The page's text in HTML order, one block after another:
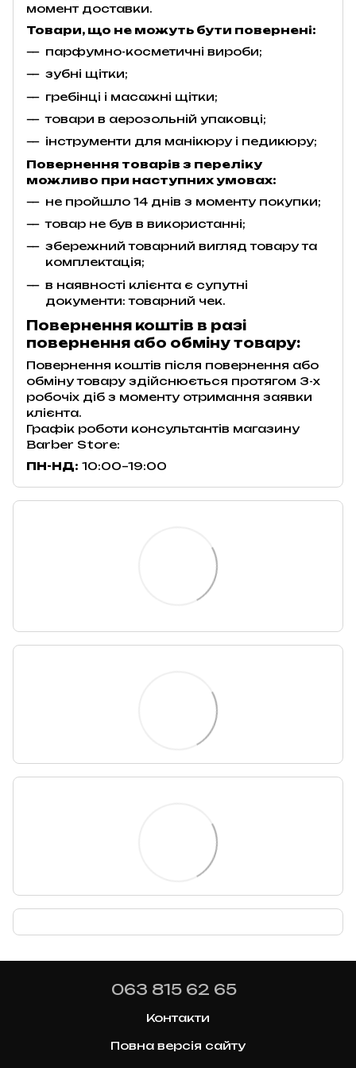
момент доставки.
Товари, що не можуть бути повернені:
парфумно-косметичні вироби;
зубні щітки;
гребінці і масажні щітки;
товари в аерозольній упаковці;
інструменти для манікюру і педикюру;
Повернення товарів з переліку
можливо при наступних умовах:
не пройшло 14 днів з моменту покупки;
товар не був в використанні;
збережний товарний вигляд товару та
комплектація;
в наявності клієнта є супутні
документи: товарний чек.
Повернення коштів в разі
повернення або обміну товару:
Повернення коштів після повернення або
обміну товару здійснюється протягом 3-х
робочіх діб з моменту отримання заявки
клієнта.
Графік роботи консультантів магазину
Barber Store:
ПН-НД: 10:00–19:00
063 815 62 65
Контакти
Повна версія сайту